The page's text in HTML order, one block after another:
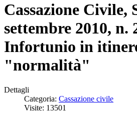
Cassazione Civile,
settembre 2010, n.
Infortunio in
"normalità"
Dettagli
Categoria: Cassazione civile
Visite: 13501